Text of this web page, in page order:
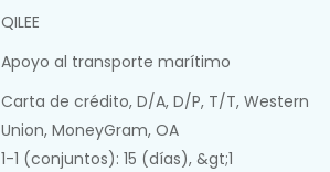
QILEE
Apoyo al transporte marítimo
Carta de crédito, D/A, D/P, T/T, Western
Union, MoneyGram, OA
1-1 (conjuntos): 15 (días), &gt;1